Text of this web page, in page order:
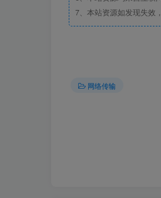
7、本站资源如发现失效
网络传输